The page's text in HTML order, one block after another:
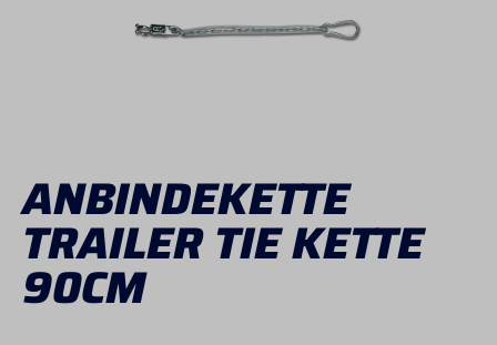
ANBINDEKETTE
TRAILER TIE KETTE
90CM